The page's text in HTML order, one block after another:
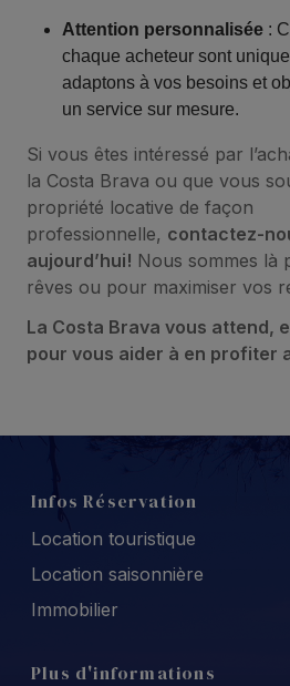
Attention personnalisée :
chaque acheteur sont
adaptons à vos besoins et
un service sur mesure.
Si vous êtes intéressé par
la Costa Brava ou que vous
propriété locative de façon
professionnelle, contactez-
aujourd’hui! Nous sommes là
rêves ou pour maximiser vos
La Costa Brava vous attend,
pour vous aider à en profiter
Infos Réservation
Location touristique
Location saisonnière
Immobilier
Plus d'informations